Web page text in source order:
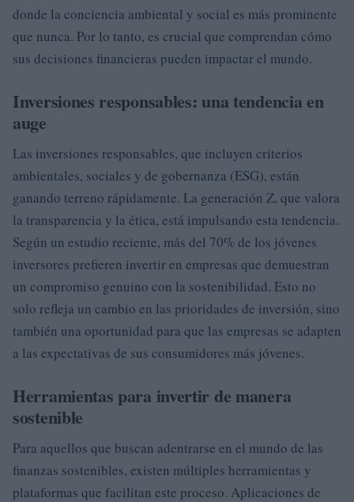
donde la conciencia ambiental y social es más prominente
que nunca. Por lo tanto, es crucial que comprendan cómo
sus decisiones financieras pueden impactar el mundo.
Inversiones responsables: una tendencia en
auge
Las inversiones responsables, que incluyen criterios
ambientales, sociales y de gobernanza (ESG), están
ganando terreno rápidamente. La generación Z, que valora
la transparencia y la ética, está impulsando esta tendencia.
Según un estudio reciente, más del 70% de los jóvenes
inversores prefieren invertir en empresas que demuestran
un compromiso genuino con la sostenibilidad. Esto no
solo refleja un cambio en las prioridades de inversión, sino
también una oportunidad para que las empresas se adapten
a las expectativas de sus consumidores más jóvenes.
Herramientas para invertir de manera
sostenible
Para aquellos que buscan adentrarse en el mundo de las
finanzas sostenibles, existen múltiples herramientas y
plataformas que facilitan este proceso. Aplicaciones de